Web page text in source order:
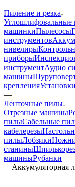
—
Пиление и резка
машинкиПылесосы
инструментов
нивелиры
приборы
инструментАудио
машины
крепления
—
Ленточные пилы
Отрезные машины
пилыСабельные
кабелерезы
пилыЛобзики
станины
машиныРубанки
—Аккумуляторная